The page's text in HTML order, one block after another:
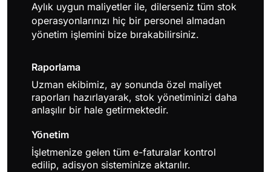
Aylık uygun maliyetler ile, dilerseniz tüm stok
operasyonlarınızı hiç bir personel almadan
yönetim işlemini bize bırakabilirsiniz.
Raporlama
Uzman ekibimiz, ay sonunda özel maliyet
raporları hazırlayarak, stok yönetiminizi daha
anlaşılır bir hale getirmektedir.
Yönetim
İşletmenize gelen tüm e-faturalar kontrol
edilip, adisyon sisteminize aktarılır.